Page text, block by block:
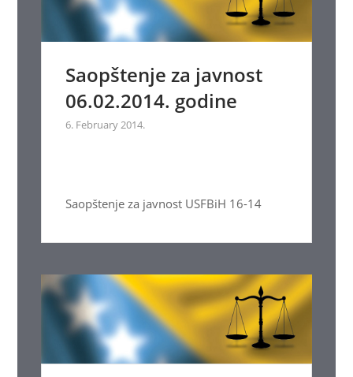
Saopštenje za javnost
06.02.2014. godine
6. February 2014.
Saopštenje za javnost USFBiH 16-14